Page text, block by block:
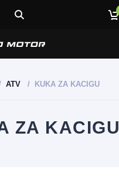
ATV KUKA ZA KACIGU
ZA KACIGU